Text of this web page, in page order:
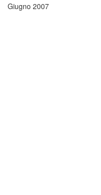
Giugno 2007